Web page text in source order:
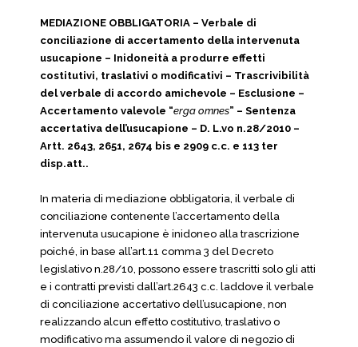
MEDIAZIONE OBBLIGATORIA – Verbale di
conciliazione di accertamento della intervenuta
usucapione – Inidoneità a produrre effetti
costitutivi, traslativi o modificativi – Trascrivibilità
del verbale di accordo amichevole – Esclusione –
Accertamento valevole “erga omnes” – Sentenza
accertativa dell’usucapione – D. L.vo n.28/2010 –
Artt. 2643, 2651, 2674 bis e 2909 c.c. e 113 ter
disp.att..
In materia di mediazione obbligatoria, il verbale di
conciliazione contenente l’accertamento della
intervenuta usucapione è inidoneo alla trascrizione
poiché, in base all’art.11 comma 3 del Decreto
legislativo n.28/10, possono essere trascritti solo gli atti
e i contratti previsti dall’art.2643 c.c. laddove il verbale
di conciliazione accertativo dell’usucapione, non
realizzando alcun effetto costitutivo, traslativo o
modificativo ma assumendo il valore di negozio di